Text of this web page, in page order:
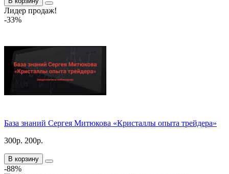
Лидер продаж!
-33%
База знаний Сергея Митюкова «Кристаллы опыта трейдера»
300р. 200р.
В корзину
-88%